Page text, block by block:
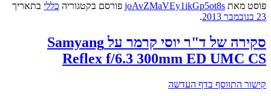
פוסט מאת joAvZMaVEy1ikGp5ot8s פורסם בקטגוריה כללי בתאריך
23 בנובמבר 2013
.
סקירה של ד"ר יוסי קרמר על Samyang
Reflex f/6.3 300mm ED UMC CS
קישור התווסף בדף העדשה